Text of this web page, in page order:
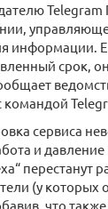
информации.
срок,
сервиса
и
перестанут
(у
что